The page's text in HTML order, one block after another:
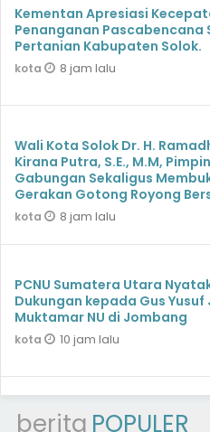
Kementan Apresiasi
Penanganan Pascabencana
Pertanian Kabupaten Solok.
kota 8 jam lalu
Wali Kota Solok Dr. H.
Kirana Putra, S.E., M.M,
Gabungan Sekaligus
Gerakan Gotong Royong
kota 8 jam lalu
PCNU Sumatera Utara
Dukungan kepada Gus Yusuf
Muktamar NU di Jombang
kota 10 jam lalu
berita POPULER